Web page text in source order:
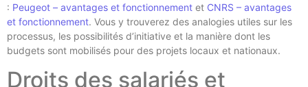
: Peugeot – avantages et fonctionnement et CNRS – avantages
et fonctionnement. Vous y trouverez des analogies utiles sur les
processus, les possibilités d’initiative et la manière dont les
budgets sont mobilisés pour des projets locaux et nationaux.
Droits des salariés et